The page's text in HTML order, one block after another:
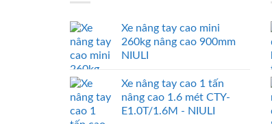
Xe nâng tay cao mini
260kg nâng cao 900mm
NIULI
Xe nâng tay cao 1 tấn
nâng cao 1.6 mét CTY-
E1.0T/1.6M - NIULI